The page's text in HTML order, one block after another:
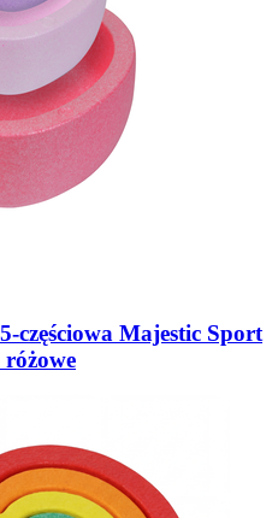
częściowa Majestic Sport